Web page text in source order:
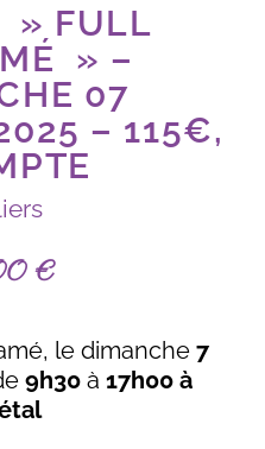
» FULL
» –
07
– 115€,
€
le dimanche 7
9h30à 17h00 à